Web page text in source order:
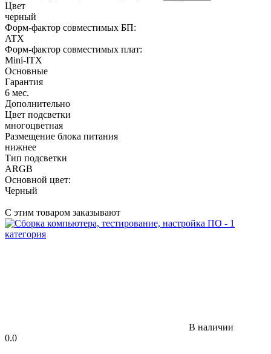
Цвет
черный
Форм-фактор совместимых БП:
ATX
Форм-фактор совместимых плат:
Mini-ITX
Основные
Гарантия
6 мес.
Дополнительно
Цвет подсветки
многоцветная
Размещение блока питания
нижнее
Тип подсветки
ARGB
Основной цвет:
Черный
С этим товаром заказывают
В наличии
0.0